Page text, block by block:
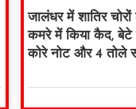
जालंधर में शातिर चोरों
कमरे में किया कैद, बेटे
कोरे नोट और 4 तोले